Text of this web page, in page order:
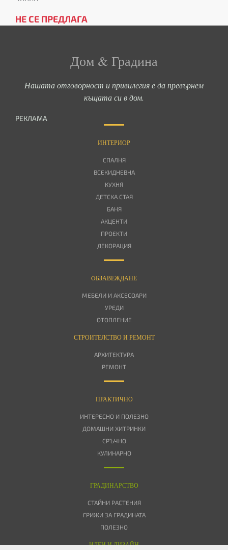
НЕ СЕ ПРЕДЛАГА
Дом & Градина
Нашата отговорност и привилегия е да превърнем
къщата си в дом.
РЕКЛАМА
ИНТЕРИОР
СПАЛНЯ
ВСЕКИДНЕВНА
КУХНЯ
ДЕТСКА СТАЯ
БАНЯ
АКЦЕНТИ
ПРОЕКТИ
ДЕКОРАЦИЯ
OБЗАВЕЖДАНЕ
МЕБЕЛИ И АКСЕСОАРИ
УРЕДИ
ОТОПЛЕНИЕ
СТРОИТЕЛСТВО И РЕМОНТ
АРХИТЕКТУРА
РЕМОНТ
ПРАКТИЧНО
ИНТЕРЕСНО И ПОЛЕЗНО
ДОМАШНИ ХИТРИНКИ
СРЪЧНО
КУЛИНАРНО
ГРАДИНАРСТВО
СТАЙНИ РАСТЕНИЯ
ГРИЖИ ЗА ГРАДИНАТА
ПОЛЕЗНО
ИДЕИ И ДИЗАЙН